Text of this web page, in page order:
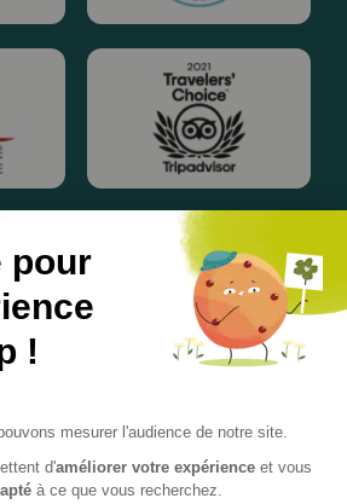
Keynos
• Tous droits réservés •
Générales de Vente FR / EN•
personnelles
Gestion de cookies
par actions simplifiée (SAS), dirigée par